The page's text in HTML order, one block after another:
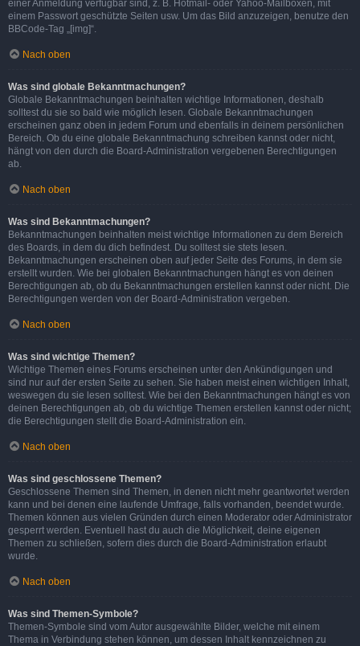
einer Anmeldung verfügbar sind, z. B. Hotmail- oder Yahoo-Mailboxen, mit
einem Passwort geschützte Seiten usw. Um das Bild anzuzeigen, benutze den
BBCode-Tag „[img]“.
Nach oben
Was sind globale Bekanntmachungen?
Globale Bekanntmachungen beinhalten wichtige Informationen, deshalb
solltest du sie so bald wie möglich lesen. Globale Bekanntmachungen
erscheinen ganz oben in jedem Forum und ebenfalls in deinem persönlichen
Bereich. Ob du eine globale Bekanntmachung schreiben kannst oder nicht,
hängt von den durch die Board-Administration vergebenen Berechtigungen
ab.
Nach oben
Was sind Bekanntmachungen?
Bekanntmachungen beinhalten meist wichtige Informationen zu dem Bereich
des Boards, in dem du dich befindest. Du solltest sie stets lesen.
Bekanntmachungen erscheinen oben auf jeder Seite des Forums, in dem sie
erstellt wurden. Wie bei globalen Bekanntmachungen hängt es von deinen
Berechtigungen ab, ob du Bekanntmachungen erstellen kannst oder nicht. Die
Berechtigungen werden von der Board-Administration vergeben.
Nach oben
Was sind wichtige Themen?
Wichtige Themen eines Forums erscheinen unter den Ankündigungen und
sind nur auf der ersten Seite zu sehen. Sie haben meist einen wichtigen Inhalt,
weswegen du sie lesen solltest. Wie bei den Bekanntmachungen hängt es von
deinen Berechtigungen ab, ob du wichtige Themen erstellen kannst oder nicht;
die Berechtigungen stellt die Board-Administration ein.
Nach oben
Was sind geschlossene Themen?
Geschlossene Themen sind Themen, in denen nicht mehr geantwortet werden
kann und bei denen eine laufende Umfrage, falls vorhanden, beendet wurde.
Themen können aus vielen Gründen durch einen Moderator oder Administrator
gesperrt werden. Eventuell hast du auch die Möglichkeit, deine eigenen
Themen zu schließen, sofern dies durch die Board-Administration erlaubt
wurde.
Nach oben
Was sind Themen-Symbole?
Themen-Symbole sind vom Autor ausgewählte Bilder, welche mit einem
Thema in Verbindung stehen können, um dessen Inhalt kennzeichnen zu